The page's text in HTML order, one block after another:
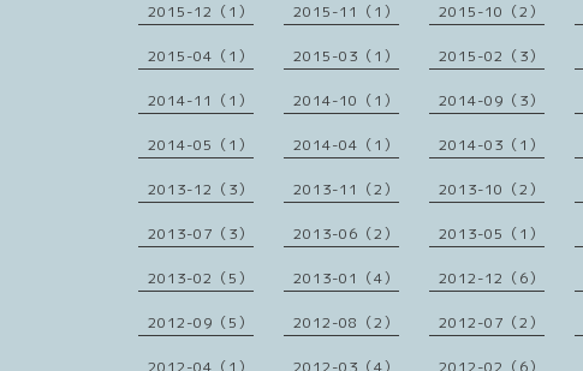
2015-12（1） 2015-11（1） 2015-10（2）
2015-04（1） 2015-03（1） 2015-02（3）
2014-11（1） 2014-10（1） 2014-09（3）
2014-05（1） 2014-04（1） 2014-03（1）
2013-12（3） 2013-11（2） 2013-10（2）
2013-07（3） 2013-06（2） 2013-05（1）
2013-02（5） 2013-01（4） 2012-12（6）
2012-09（5） 2012-08（2） 2012-07（2）
2012-04（1） 2012-03（4） 2012-02（6）